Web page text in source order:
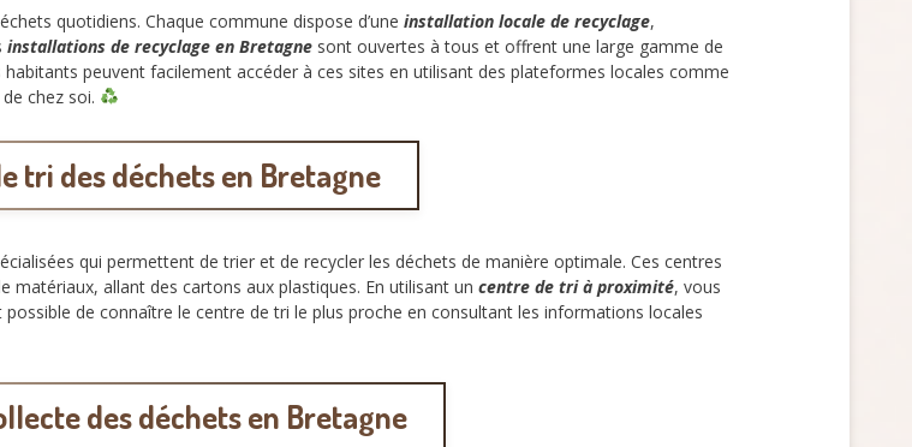
quotidiens. Chaque commune dispose d’une installation locale de recyclage,
installations de recyclage en Bretagne sont ouvertes à tous et offrent une large gamme de
peuvent facilement accéder à ces sites en utilisant des plateformes locales comme
chez soi.
tri des déchets en Bretagne
qui permettent de trier et de recycler les déchets de manière optimale. Ces centres
allant des cartons aux plastiques. En utilisant un centre de tri à proximité, vous
de connaître le centre de tri le plus proche en consultant les informations locales
des déchets en Bretagne